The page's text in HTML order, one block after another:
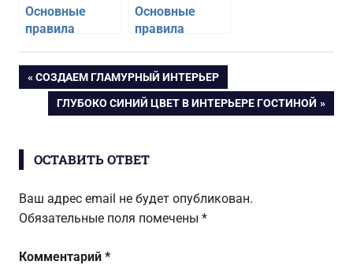
Основные
правила
рабочего места
для школьника
Основные
правила
стиля
Навигация
записям
ПРЕДЫДУЩАЯ
ЗАПИСЬ:
СОЗДАЕМ ГЛАМУРНЫЙ ИНТЕРЬЕР
СЛЕДУЮЩАЯ
ЗАПИСЬ:
ГЛУБОКО СИНИЙ ЦВЕТ В ИНТЕРЬЕРЕ ГОСТИНОЙ
ОСТАВИТЬ ОТВЕТ
Ваш адрес email не будет опубликован.
Обязательные поля помечены *
Комментарий *